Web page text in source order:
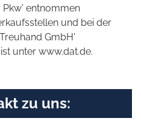
entnommen
und bei der
GmbH'
unter www.dat.de.
zu uns: